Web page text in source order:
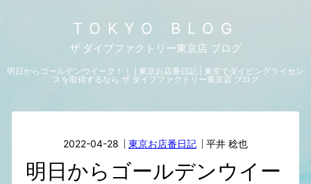
TOKYO BLOG
ザ ダイブファクトリー東京店 ブログ
明日からゴールデンウイーク！！ | 東京お店番日記 | 東京でダイビングライセン
スを取得するなら ザ ダイブファクトリー東京店 ブログ
2022-04-28 東京お店番日記 平井 稔也
明日からゴールデンウイー